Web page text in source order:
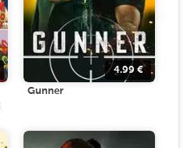
4.99 €
Gunner